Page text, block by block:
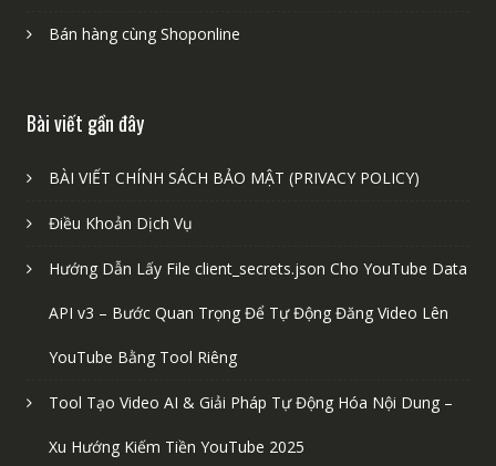
Bán hàng cùng Shoponline
Bài viết gần đây
BÀI VIẾT CHÍNH SÁCH BẢO MẬT (PRIVACY POLICY)
Điều Khoản Dịch Vụ
Hướng Dẫn Lấy File client_secrets.json Cho YouTube Data
API v3 – Bước Quan Trọng Để Tự Động Đăng Video Lên
YouTube Bằng Tool Riêng
Tool Tạo Video AI & Giải Pháp Tự Động Hóa Nội Dung –
Xu Hướng Kiếm Tiền YouTube 2025